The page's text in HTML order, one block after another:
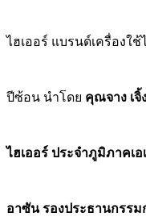
ไฮเออร์ แบรนด์เครื่องใ
ปีซ้อน นำโดย คุณจาง เ
ไฮเออร์ ประจำภูมิภาคเ
อาซัน รองประธานกรร